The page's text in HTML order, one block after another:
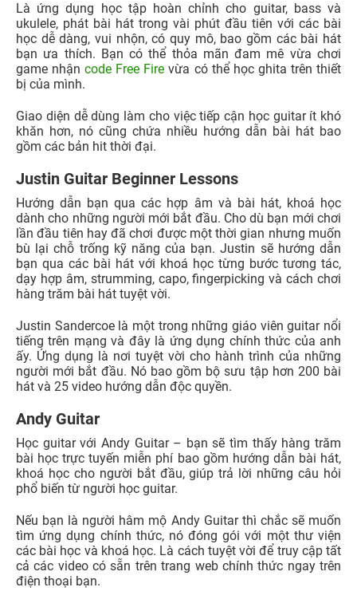
Là ứng dụng học tập hoàn chỉnh cho guitar, bass và
ukulele, phát bài hát trong vài phút đầu tiên với các bài
học dễ dàng, vui nhộn, có quy mô, bao gồm các bài hát
bạn ưa thích. Bạn có thể thỏa mãn đam mê vừa chơi
game nhậncode Free Fire vừa có thể học ghita trên thiết
bị của mình.
Giao diện dễ dùng làm cho việc tiếp cận học guitar ít khó
khăn hơn, nó cũng chứa nhiều hướng dẫn bài hát bao
gồm các bản hit thời đại.
Justin Guitar Beginner Lessons
Hướng dẫn bạn qua các hợp âm và bài hát, khoá học
dành cho những người mới bắt đầu. Cho dù bạn mới chơi
lần đầu tiên hay đã chơi được một thời gian nhưng muốn
bù lại chỗ trống kỹ năng của bạn. Justin sẽ hướng dẫn
bạn qua các bài hát với khoá học từng bước tương tác,
dạy hợp âm, strumming, capo, fingerpicking và cách chơi
hàng trăm bài hát tuyệt vời.
Justin Sandercoe là một trong những giáo viên guitar nổi
tiếng trên mạng và đây là ứng dụng chính thức của anh
ấy. Ứng dụng là nơi tuyệt vời cho hành trình của những
người mới bắt đầu. Nó bao gồm bộ sưu tập hơn 200 bài
hát và 25 video hướng dẫn độc quyền.
Andy Guitar
Học guitar với Andy Guitar – bạn sẽ tìm thấy hàng trăm
bài học trực tuyến miễn phí bao gồm hướng dẫn bài hát,
khoá học cho người bắt đầu, giúp trả lời những câu hỏi
phổ biến từ người học guitar.
Nếu bạn là người hâm mộ Andy Guitar thì chắc sẽ muốn
tìm ứng dụng chính thức, nó đóng gói với một thư viện
các bài học và khoá học. Là cách tuyệt vời để truy cập tất
cả các video có sẵn trên trang web chính thức ngay trên
điện thoại bạn.